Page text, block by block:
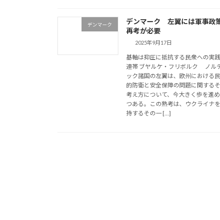
デンマーク
デンマーク 左翼には軍事政
再考が必要
2025年9月17日
基軸は抑圧に抵抗する民衆への実
連帯 ブヤルケ・フリボルク ノル
ック諸国の左翼は、欧州における
的防衛と安全保障の問題に関する
考え方について、今大きく歩を進
つある。この熟考は、ウクライナ
持するその一 […]